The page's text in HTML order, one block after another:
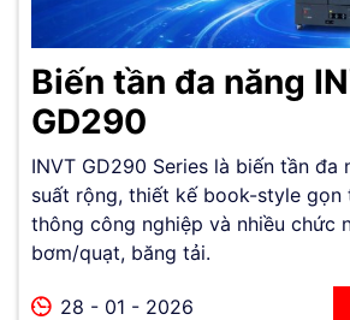
Biến tần đa năng
GD290
INVT GD290 Series là biến tần đa
suất rộng, thiết kế book-style gọn
thông công nghiệp và nhiều chức
bơm/quạt, băng tải.
28 - 01 - 2026